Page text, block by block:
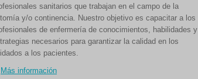
sanitarios que trabajan en el campo de la
y/o continencia. Nuestro objetivo es capacitar a los
de enfermería de conocimientos, habilidades y
necesarios para garantizar la calidad en los
a los pacientes.
Más información